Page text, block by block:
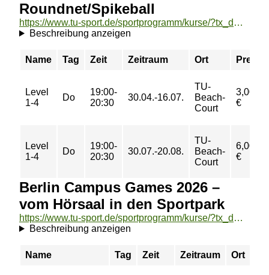
Roundnet/Spikeball
https://www.tu-sport.de/sportprogramm/kurse/?tx_dwzeh_courses%5Baction%5D=show&tx_dwzeh_courses%5BsportsDescription%5D=1362&cHash=01615d1fad4398f700425d154142e3d4
Beschreibung anzeigen
Name Tag Zeit Zeitraum Ort Preis
Level
1-4
Do
19:00-
20:30
30.04.-16.07.
TU-
Beach-
Court
3,00
€
Level
1-4
Do
19:00-
20:30
30.07.-20.08.
TU-
Beach-
Court
6,00
€
Berlin Campus Games 2026 –
vom Hörsaal in den Sportpark
https://www.tu-sport.de/sportprogramm/kurse/?tx_dwzeh_courses%5Baction%5D=show&tx_dwzeh_courses%5BsportsDescription%5D=1629&cHash=774d28538fc72222b1caac06af8c64b1
Beschreibung anzeigen
Name Tag Zeit Zeitraum Ort